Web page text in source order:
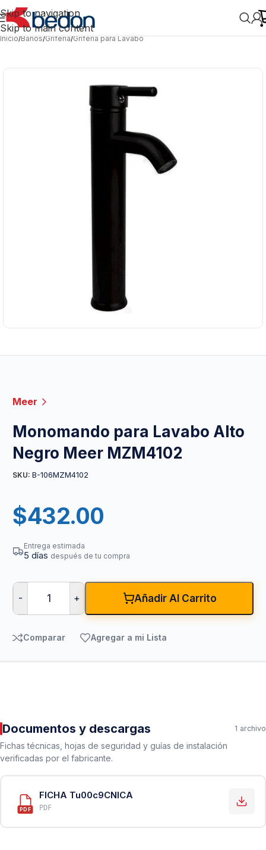
Skip to navigation
Skip to main content
Inicio/Baños/Grifería/Grifería para Lavabo
Meer
Monomando para Lavabo Alto
Negro Meer MZM4102
SKU: B-106MZM4102
$432.00
Entrega estimada
5 días después de tu compra
- + Añadir Al Carrito
Comparar Agregar a mi Lista
Documentos y descargas 1 archivo
Fichas técnicas, hojas de seguridad y guías de instalación
verificadas por el fabricante.
PDF
FICHA Tu00c9CNICA
PDF